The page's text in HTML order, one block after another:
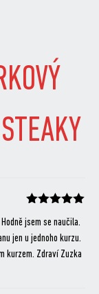
jsem se naučila.
jen u jednoho kurzu.
kurzem. Zdraví Zuzka